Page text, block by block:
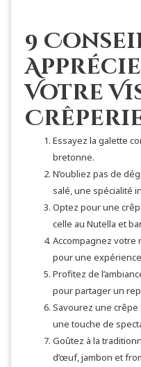
9
Votre
Crêperie
Essayez la galette
bretonne.
N’oubliez pas de
salé, une spécialité
Optez pour une
celle au Nutella et
Accompagnez votre
pour une
Profitez de
pour partager un
Savourez une
une touche de
Goûtez à la
d’œuf, jambon et